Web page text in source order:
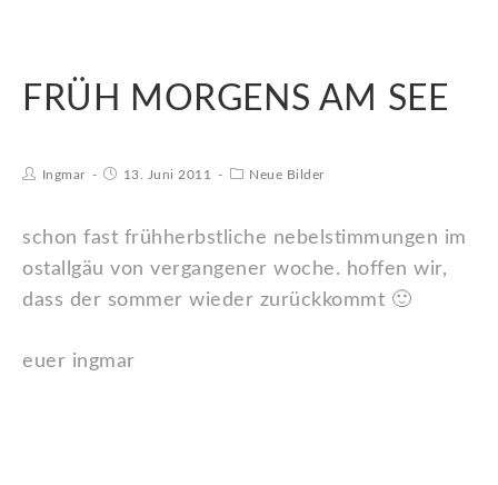
FRÜH MORGENS AM SEE
Ingmar 13. Juni 2011 Neue Bilder
schon fast frühherbstliche nebelstimmungen im
ostallgäu von vergangener woche. hoffen wir,
dass der sommer wieder zurückkommt 🙂
euer ingmar